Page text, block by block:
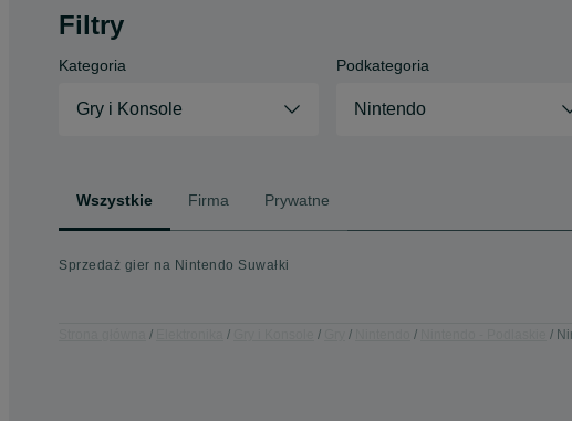
Filtry
Kategoria
Gry i Konsole
Podkategoria
Nintendo
Wszystkie Firma Prywatne
Sprzedaż gier na Nintendo Suwałki